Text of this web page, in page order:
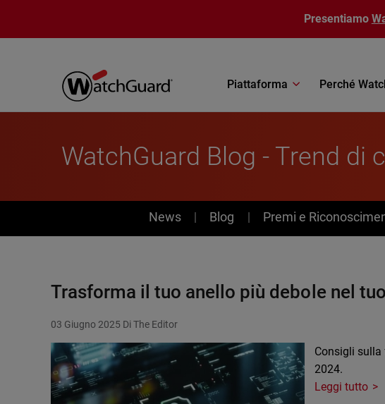
Presentiamo
Piattaforma Perché
WatchGuard Blog - Trend di
News
News Blog Premi e
Trasforma il tuo anello più debole nel
03 Giugno 2025 Di The Editor
Consigli sulla
2024.
Leggi tutto